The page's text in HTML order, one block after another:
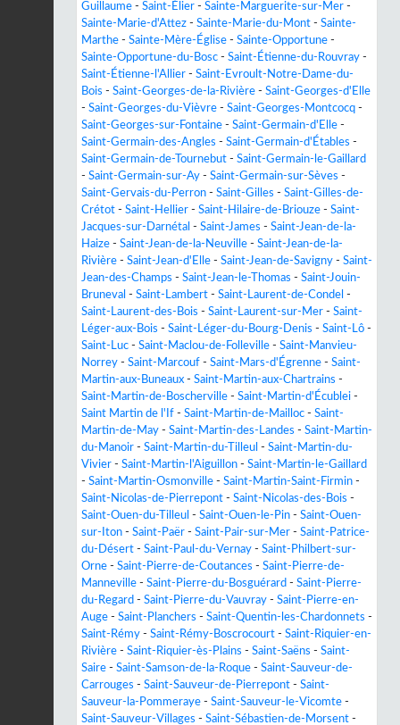
Guillaume - Saint-Élier - Sainte-Marguerite-sur-Mer -
Sainte-Marie-d'Attez - Sainte-Marie-du-Mont - Sainte-
Marthe - Sainte-Mère-Église - Sainte-Opportune -
Sainte-Opportune-du-Bosc - Saint-Étienne-du-Rouvray -
Saint-Étienne-l'Allier - Saint-Evroult-Notre-Dame-du-
Bois - Saint-Georges-de-la-Rivière - Saint-Georges-d'Elle
- Saint-Georges-du-Vièvre - Saint-Georges-Montcocq -
Saint-Georges-sur-Fontaine - Saint-Germain-d'Elle -
Saint-Germain-des-Angles - Saint-Germain-d'Étables -
Saint-Germain-de-Tournebut - Saint-Germain-le-Gaillard
- Saint-Germain-sur-Ay - Saint-Germain-sur-Sèves -
Saint-Gervais-du-Perron - Saint-Gilles - Saint-Gilles-de-
Crétot - Saint-Hellier - Saint-Hilaire-de-Briouze - Saint-
Jacques-sur-Darnétal - Saint-James - Saint-Jean-de-la-
Haize - Saint-Jean-de-la-Neuville - Saint-Jean-de-la-
Rivière - Saint-Jean-d'Elle - Saint-Jean-de-Savigny - Saint-
Jean-des-Champs - Saint-Jean-le-Thomas - Saint-Jouin-
Bruneval - Saint-Lambert - Saint-Laurent-de-Condel -
Saint-Laurent-des-Bois - Saint-Laurent-sur-Mer - Saint-
Léger-aux-Bois - Saint-Léger-du-Bourg-Denis - Saint-Lô -
Saint-Luc - Saint-Maclou-de-Folleville - Saint-Manvieu-
Norrey - Saint-Marcouf - Saint-Mars-d'Égrenne - Saint-
Martin-aux-Buneaux - Saint-Martin-aux-Chartrains -
Saint-Martin-de-Boscherville - Saint-Martin-d'Écublei -
Saint Martin de l'If - Saint-Martin-de-Mailloc - Saint-
Martin-de-May - Saint-Martin-des-Landes - Saint-Martin-
du-Manoir - Saint-Martin-du-Tilleul - Saint-Martin-du-
Vivier - Saint-Martin-l'Aiguillon - Saint-Martin-le-Gaillard
- Saint-Martin-Osmonville - Saint-Martin-Saint-Firmin -
Saint-Nicolas-de-Pierrepont - Saint-Nicolas-des-Bois -
Saint-Ouen-du-Tilleul - Saint-Ouen-le-Pin - Saint-Ouen-
sur-Iton - Saint-Paër - Saint-Pair-sur-Mer - Saint-Patrice-
du-Désert - Saint-Paul-du-Vernay - Saint-Philbert-sur-
Orne - Saint-Pierre-de-Coutances - Saint-Pierre-de-
Manneville - Saint-Pierre-du-Bosguérard - Saint-Pierre-
du-Regard - Saint-Pierre-du-Vauvray - Saint-Pierre-en-
Auge - Saint-Planchers - Saint-Quentin-les-Chardonnets -
Saint-Rémy - Saint-Rémy-Boscrocourt - Saint-Riquier-en-
Rivière - Saint-Riquier-ès-Plains - Saint-Saëns - Saint-
Saire - Saint-Samson-de-la-Roque - Saint-Sauveur-de-
Carrouges - Saint-Sauveur-de-Pierrepont - Saint-
Sauveur-la-Pommeraye - Saint-Sauveur-le-Vicomte -
Saint-Sauveur-Villages - Saint-Sébastien-de-Morsent -